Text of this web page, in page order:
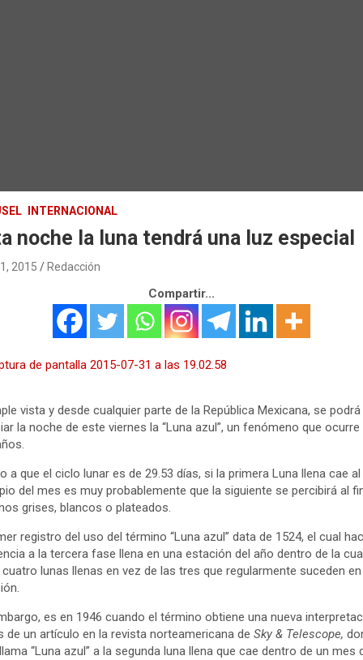
INTERNACIONAL
noche la luna tendrá una luz especial
2015 Redacción
Compartir...
vista y desde cualquier parte de la República Mexicana, se podrá
la noche de este viernes la “Luna azul”, un fenómeno que ocurre
a que el ciclo lunar es de 29.53 días, si la primera Luna llena cae al
del mes es muy probablemente que la siguiente se percibirá al
grises, blancos o plateados.
registro del uso del término “Luna azul” data de 1524, el cual
a la tercera fase llena en una estación del año dentro de la
lunas llenas en vez de las tres que regularmente suceden
es en 1946 cuando el término obtiene una nueva
de un artículo en la revista norteamericana de Sky & Telescope,
“Luna azul” a la segunda luna llena que cae dentro de un mes